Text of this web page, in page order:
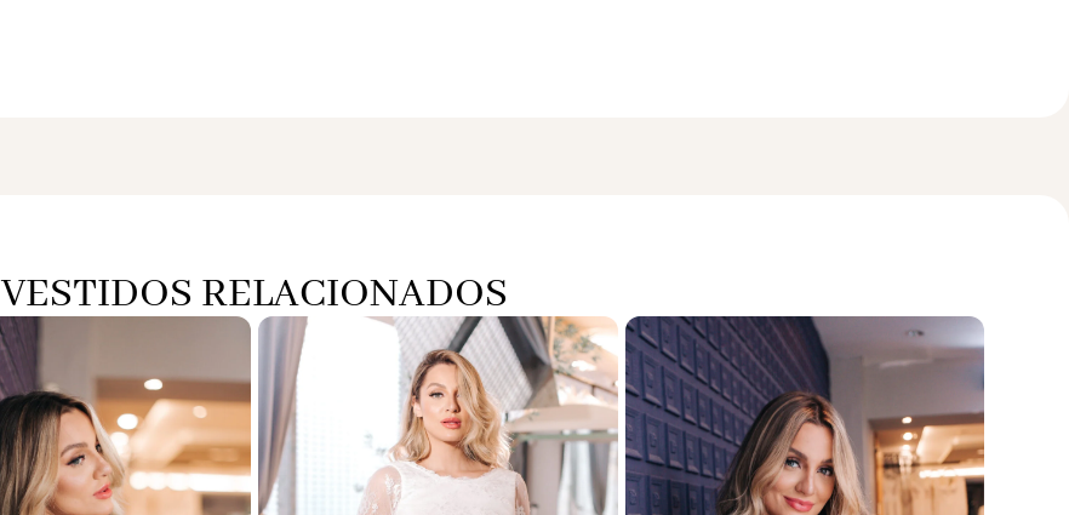
VESTIDOS RELACIONADOS